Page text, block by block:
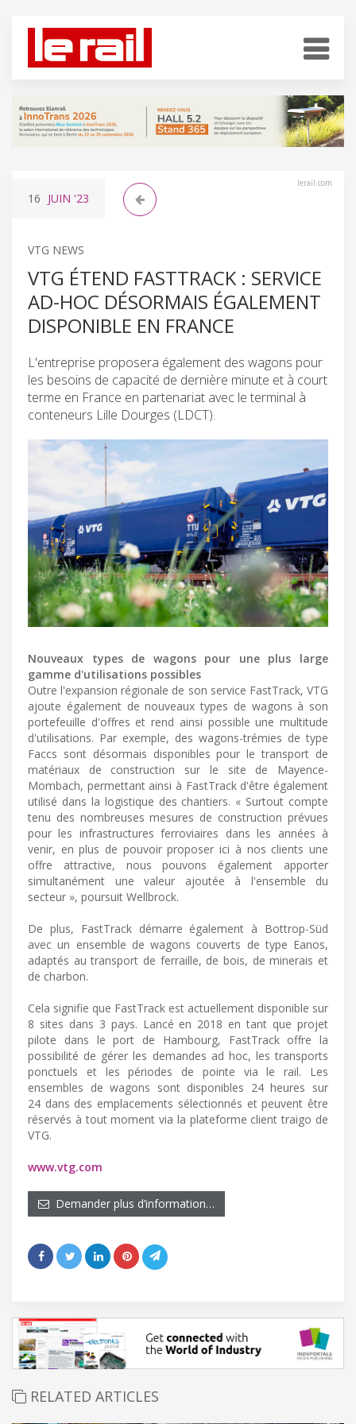
lerail.com
16 JUIN '23
VTG NEWS
VTG ÉTEND FASTTRACK : SERVICE
AD-HOC DÉSORMAIS ÉGALEMENT
DISPONIBLE EN FRANCE
L'entreprise proposera également des wagons pour
les besoins de capacité de dernière minute et à court
terme en France en partenariat avec le terminal à
conteneurs Lille Dourges (LDCT).
Nouveaux types de wagons pour une plus large
gamme d'utilisations possibles
Outre l'expansion régionale de son service FastTrack, VTG
ajoute également de nouveaux types de wagons à son
portefeuille d'offres et rend ainsi possible une multitude
d'utilisations. Par exemple, des wagons-trémies de type
Faccs sont désormais disponibles pour le transport de
matériaux de construction sur le site de Mayence-
Mombach, permettant ainsi à FastTrack d'être également
utilisé dans la logistique des chantiers. « Surtout compte
tenu des nombreuses mesures de construction prévues
pour les infrastructures ferroviaires dans les années à
venir, en plus de pouvoir proposer ici à nos clients une
offre attractive, nous pouvons également apporter
simultanément une valeur ajoutée à l'ensemble du
secteur », poursuit Wellbrock.
De plus, FastTrack démarre également à Bottrop-Süd
avec un ensemble de wagons couverts de type Eanos,
adaptés au transport de ferraille, de bois, de minerais et
de charbon.
Cela signifie que FastTrack est actuellement disponible sur
8 sites dans 3 pays. Lancé en 2018 en tant que projet
pilote dans le port de Hambourg, FastTrack offre la
possibilité de gérer les demandes ad hoc, les transports
ponctuels et les périodes de pointe via le rail. Les
ensembles de wagons sont disponibles 24 heures sur
24 dans des emplacements sélectionnés et peuvent être
réservés à tout moment via la plateforme client traigo de
VTG.
www.vtg.com
Demander plus d’information…
RELATED ARTICLES